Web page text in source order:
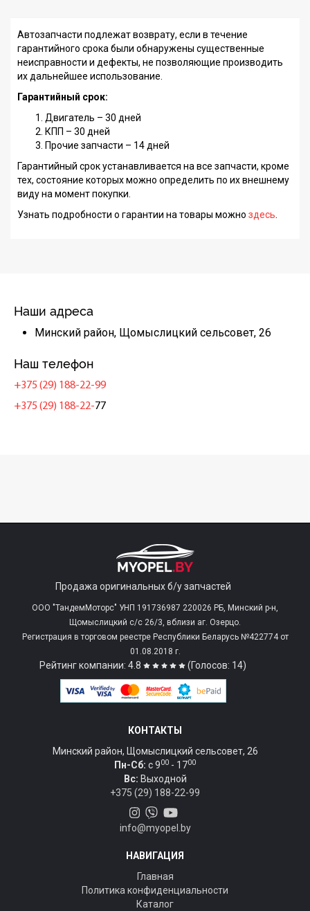
Автозапчасти подлежат возврату, если в течение
гарантийного срока были обнаружены существенные
неисправности и дефекты, не позволяющие производить
их дальнейшее использование.
Гарантийный срок:
Двигатель – 30 дней
КПП – 30 дней
Прочие запчасти – 14 дней
Гарантийный срок устанавливается на все запчасти, кроме
тех, состояние которых можно определить по их внешнему
виду на момент покупки.
Узнать подробности о гарантии на товары можно здесь.
Наши адреса
Минский район, Щомыслицкий сельсовет, 26
Наш телефон
+375 (29) 188-22-99
+375 (29) 188-22-77
Продажа оригинальных б/у запчастей
ООО "ТандемМоторс" УНП 191736987 220026 РБ, Минский р-н,
Щомыслицкий с/c 26/3, вблизи аг. Озерцо.
Регистрация в торговом реестре Республики Беларусь №422774 от
01.08.2018 г.
Рейтинг компании: 4.8 (Голосов: 14)
КОНТАКТЫ
Минский район, Щомыслицкий сельсовет, 26
Пн-Сб: c 900 - 1700
Вс: Выходной
+375 (29) 188-22-99
info@myopel.by
НАВИГАЦИЯ
Главная
Политика конфиденциальности
Каталог